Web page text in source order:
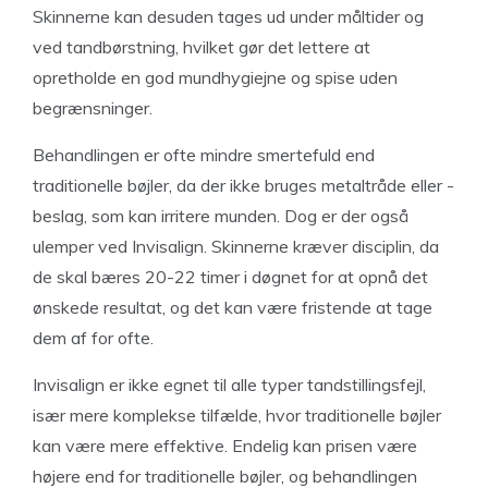
Skinnerne kan desuden tages ud under måltider og
ved tandbørstning, hvilket gør det lettere at
opretholde en god mundhygiejne og spise uden
begrænsninger.
Behandlingen er ofte mindre smertefuld end
traditionelle bøjler, da der ikke bruges metaltråde eller -
beslag, som kan irritere munden. Dog er der også
ulemper ved Invisalign. Skinnerne kræver disciplin, da
de skal bæres 20-22 timer i døgnet for at opnå det
ønskede resultat, og det kan være fristende at tage
dem af for ofte.
Invisalign er ikke egnet til alle typer tandstillingsfejl,
især mere komplekse tilfælde, hvor traditionelle bøjler
kan være mere effektive. Endelig kan prisen være
højere end for traditionelle bøjler, og behandlingen